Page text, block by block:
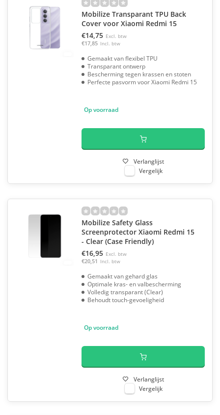
Mobilize Transparant TPU Back
Cover voor Xiaomi Redmi 15
€14,75 Excl. btw
€17,85 Incl. btw
Gemaakt van flexibel TPU
Transparant ontwerp
Bescherming tegen krassen en stoten
Perfecte pasvorm voor Xiaomi Redmi 15
Op voorraad
Verlanglijst
Vergelijk
Mobilize Safety Glass
Screenprotector Xiaomi Redmi 15
- Clear (Case Friendly)
€16,95 Excl. btw
€20,51 Incl. btw
Gemaakt van gehard glas
Optimale kras- en valbescherming
Volledig transparant (Clear)
Behoudt touch-gevoeligheid
Op voorraad
Verlanglijst
Vergelijk